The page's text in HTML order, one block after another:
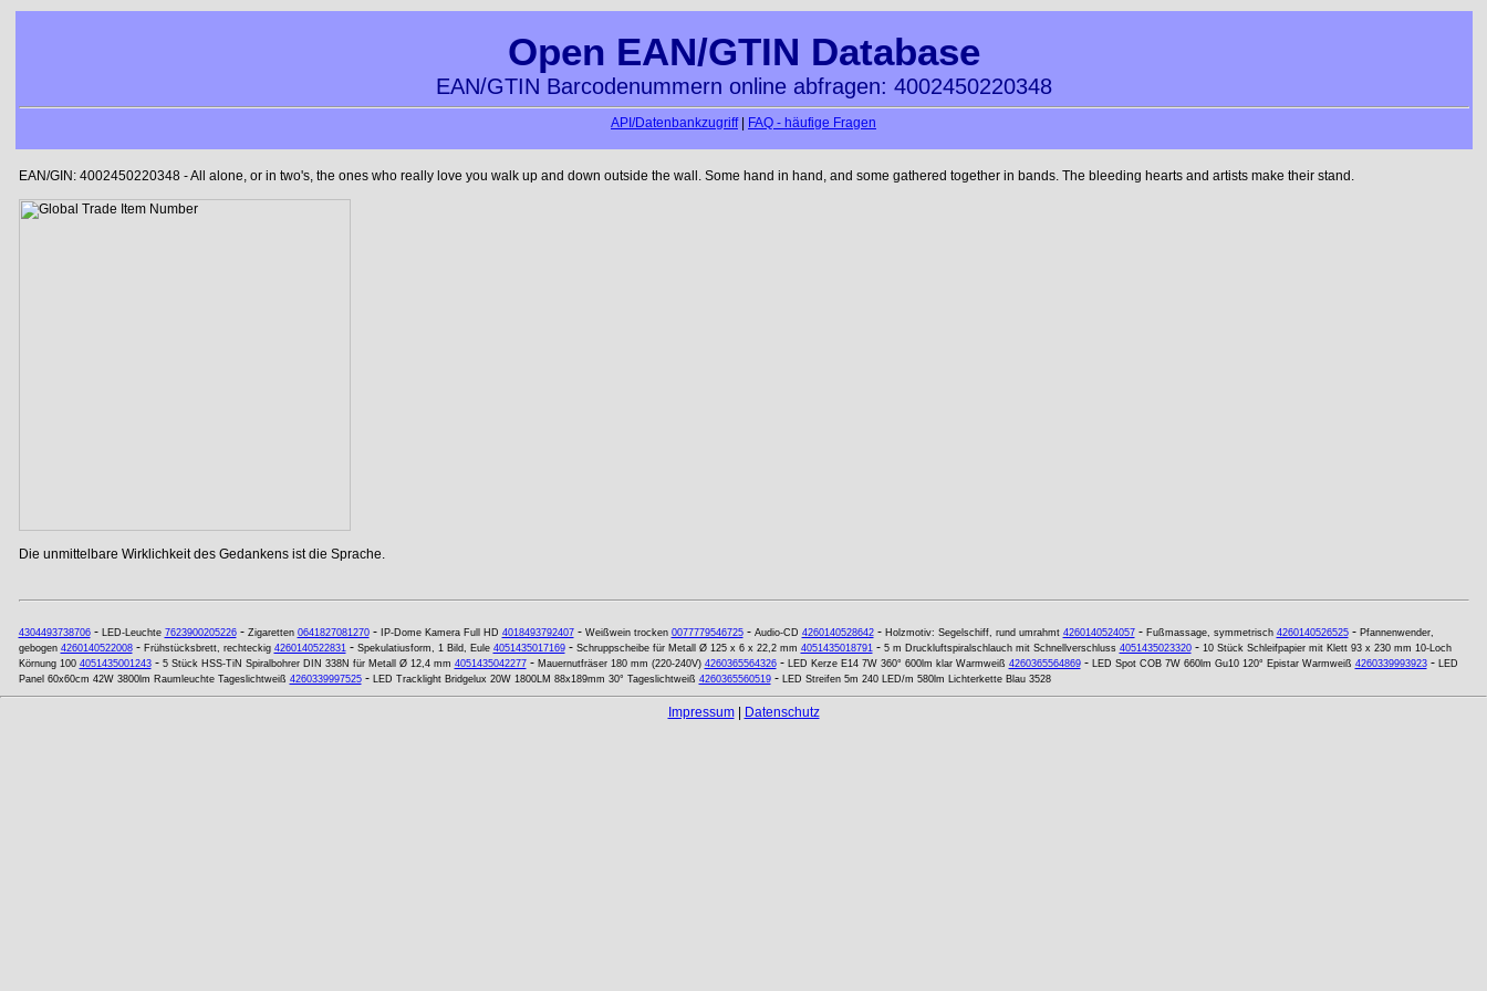
Open EAN/GTIN Database
EAN/GTIN Barcodenummern online abfragen: 4002450220348
API/Datenbankzugriff| FAQ - häufige Fragen
EAN/GIN: 4002450220348 - All alone, or in two's, the ones who really love you walk up and down outside the wall. Some hand in hand, and some gathered together in bands. The bleeding hearts and artists make their stand.
Die unmittelbare Wirklichkeit des Gedankens ist die Sprache.
4304493738706- LED-Leuchte 7623900205226- Zigaretten 0641827081270- IP-Dome Kamera Full HD 4018493792407- Weißwein trocken 0077779546725- Audio-CD 4260140528642- Holzmotiv: Segelschiff, rund umrahmt 4260140524057- Fußmassage, symmetrisch 4260140526525- Pfannenwender,
gebogen 4260140522008- Frühstücksbrett, rechteckig 4260140522831- Spekulatiusform, 1 Bild, Eule 4051435017169- Schruppscheibe für Metall Ø 125 x 6 x 22,2 mm 4051435018791- 5 m Druckluftspiralschlauch mit Schnellverschluss 4051435023320- 10 Stück Schleifpapier mit Klett 93 x 230 mm 10-Loch
Körnung 100 4051435001243- 5 Stück HSS-TiN Spiralbohrer DIN 338N für Metall Ø 12,4 mm 4051435042277- Mauernutfräser 180 mm (220-240V) 4260365564326- LED Kerze E14 7W 360° 600lm klar Warmweiß 4260365564869- LED Spot COB 7W 660lm Gu10 120° Epistar Warmweiß 4260339993923- LED
Panel 60x60cm 42W 3800lm Raumleuchte Tageslichtweiß 4260339997525- LED Tracklight Bridgelux 20W 1800LM 88x189mm 30° Tageslichtweiß 4260365560519- LED Streifen 5m 240 LED/m 580lm Lichterkette Blau 3528
Impressum| Datenschutz